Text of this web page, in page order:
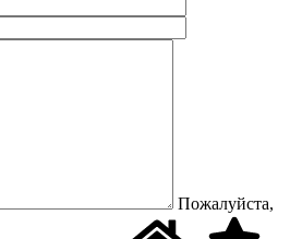
Пожалуйста,